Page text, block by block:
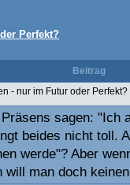
Perfekt?
Beitrag
- nur im Futur oder Perfekt?
sagen: "Ich
beides nicht toll.
werde"? Aber
will man doch